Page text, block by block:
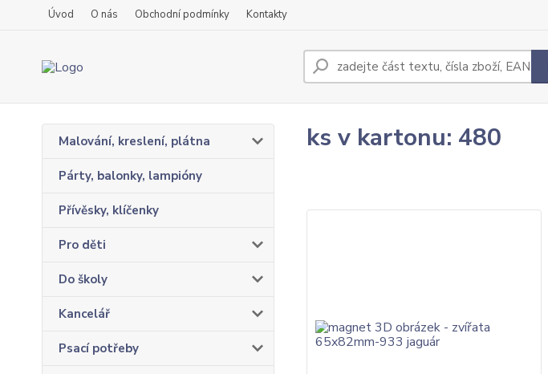
Úvod O nás Obchodní podmínky Kontakty
Malování, kreslení, plátna
Párty, balonky, lampióny
Přívěsky, klíčenky
Pro děti
Do školy
Kancelář
Psací potřeby
ks v kartonu: 480